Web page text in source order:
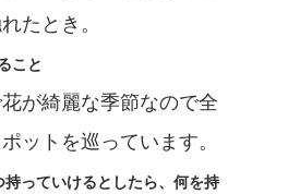
たとき。
こと
が綺麗な季節なので全
ットを巡っています。
っていけるとしたら、何を持